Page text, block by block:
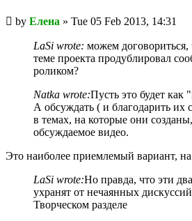
Unread
post
by Елена » Tue 05 Feb 2013, 14:31
LaSi wrote: можем
теме проекта продублировал
роликом?
Natka wrote:Пусть это будет как
А обсуждать ( и благодарить их
в темах, на которые они
обсуждаемое видео.
Это наиболее приемлемый вариант, на
LaSi wrote:Но правда, что эти
ухранят от нечаянных
Творческом разделе